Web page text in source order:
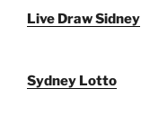
Live Draw Sidney
Sydney Lotto